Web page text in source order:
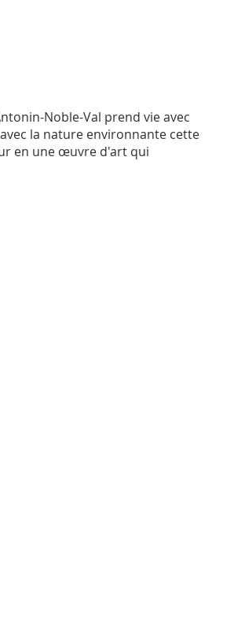
Noble-Val prend vie avec
la nature environnante cette
en une œuvre d'art qui